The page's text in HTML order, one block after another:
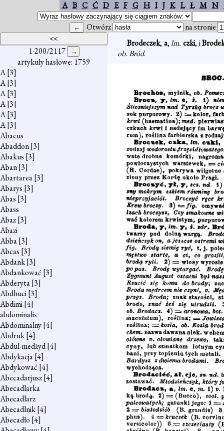
A B C Ć D E F G H I J K L Ł M N
Otwórz na stronie
1-200/2117
artykuły hasłowe: 1759
A[3]
A[3]
A[3]
A[3]
A[3]
A[3]
Abacus
Abaddon[3]
Abakus [3]
Aban[3]
Abartarea[3]
Abarys [3]
Abas [3]
Abass
Abaz[3]
Abazi
Abba[3]
Abcas [3]
Abdank[3]
Abdankować [3]
Abderyta[3]
Abdhuci[3]
Abdimi[4]
abdominalis
Abdominalny[4]
Abdruk[4]
Abdul-medżyd[4]
Abdykacja[4]
Abdykować [4]
Abecadarjusz[4]
Abecadlarka
Abecadlarz
Abecadlnik[4]
Abecadło [4]
Brodeczek, a,lm. czki, i
ob. Bród.